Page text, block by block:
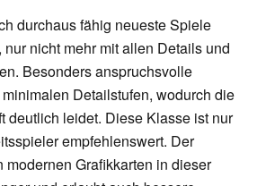
durchaus fähig neueste Spiele
nicht mehr mit allen Details und
Besonders anspruchsvolle
Detailstufen, wodurch die
deutlich leidet. Diese Klasse ist nur
empfehlenswert. Der
modernen Grafikkarten in dieser